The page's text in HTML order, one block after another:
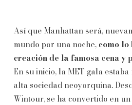
Así que Manhattan será,
mundo por una noche, como lo
creación de la famosa cena y
En su inicio, la MET gala
alta sociedad neoyorquina.
Wintour, se ha convertido en